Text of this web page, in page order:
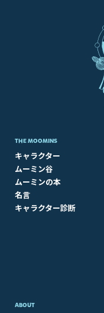
THE MOOMINS
キャラクター
ムーミン谷
ムーミンの本
名言
キャラクター診断
ABOUT​